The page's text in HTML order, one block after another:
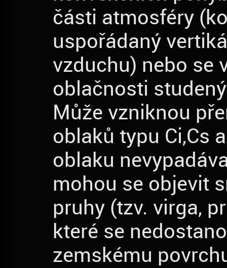
části atmosféry
uspořádaný
vzduchu) nebo se
oblačnosti
Může vzniknou
oblaků typu Ci,Cs
oblaku
mohou se objevit
pruhy (tzv. virga,
které se
zemskému